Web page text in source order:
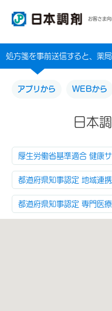
お客さま
処方箋を事前送信すると、薬
アプリから WEBから
日本
厚生労働省基準適合 健康
都道府県知事認定 地域連
都道府県知事認定 専門医